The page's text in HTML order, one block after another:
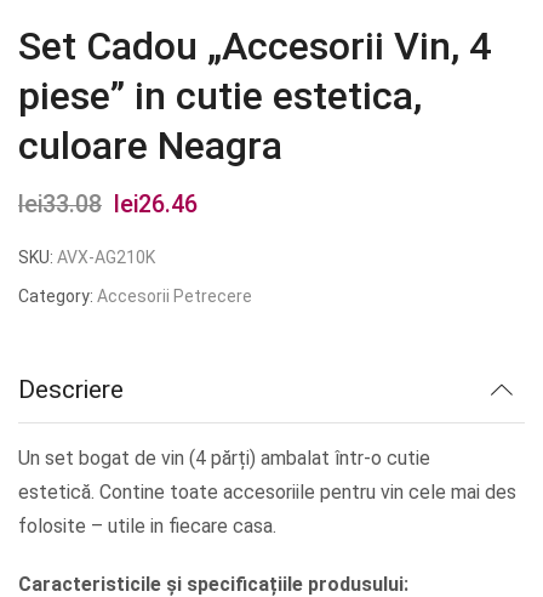
Set Cadou „Accesorii Vin, 4
piese” in cutie estetica,
culoare Neagra
lei33.08
Prețul
inițial
a
lei26.46
este:
SKU: AVX-AG210K
Category: Accesorii Petrecere
Descriere
Un set bogat de vin (4 părți) ambalat într-o cutie
estetică. Contine toate accesoriile pentru vin cele mai des
folosite – utile in fiecare casa.
Caracteristicile și specificațiile produsului: